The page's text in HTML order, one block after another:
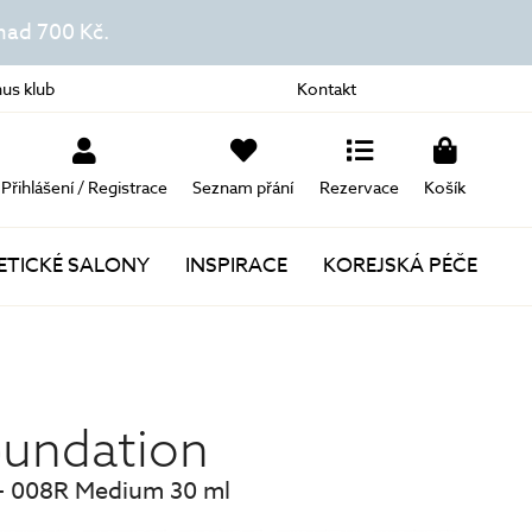
700 Kč.
klub Kontakt
Přihlášení / Registrace Seznam přání Rezervace Košík
Dárky k nákupu
SALONY INSPIRACE KOREJSKÁ PÉČE
Medium 30 ml